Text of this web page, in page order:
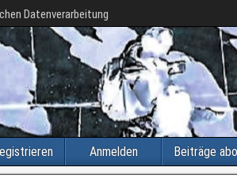
Datenverarbeitung
Anmelden Beiträge